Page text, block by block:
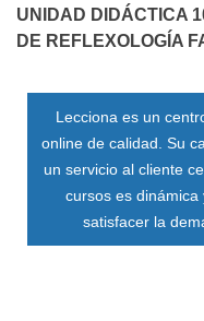
UNIDAD DIDÁCTICA
DE REFLEXOLOGÍA
Lecciona es un
online de calidad. Su
un servicio al cliente
cursos es
satisfacer la